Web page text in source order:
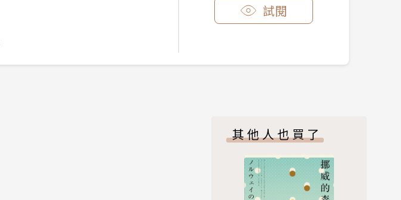
試閱
其他人也買了